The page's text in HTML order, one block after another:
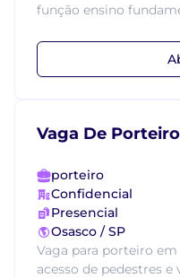
função ensino
Vaga De Porteiro
porteiro
Confidencial
Presencial
Osasco / SP
Vaga para porteiro
acesso de pedestres